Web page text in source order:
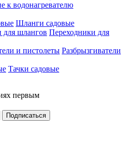
к водонагревателю
Шланги садовые
Переходники для
Разбрызгиватели
Тачки садовые
первым